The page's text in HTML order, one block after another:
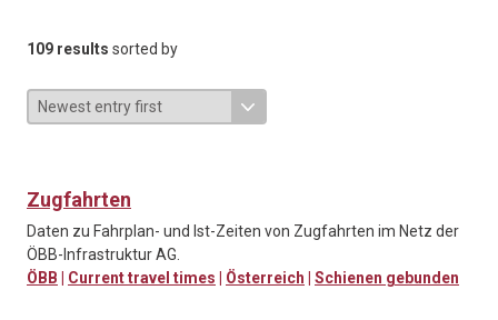
109 results sorted by
Zugfahrten
Daten zu Fahrplan- und Ist-Zeiten von Zugfahrten im Netz der
ÖBB-Infrastruktur AG.
ÖBB
Current travel times Österreich Schienen gebunden